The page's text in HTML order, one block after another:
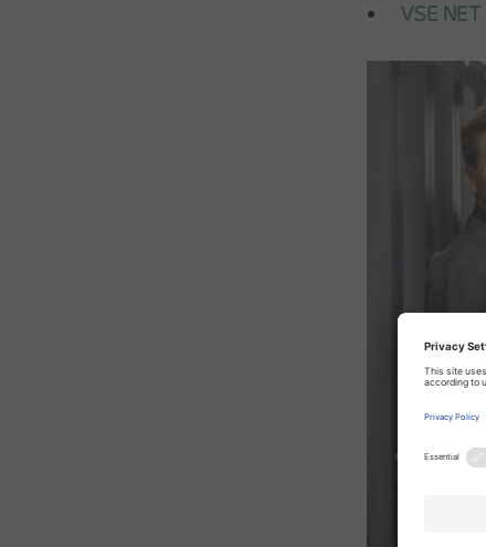
VSE NET